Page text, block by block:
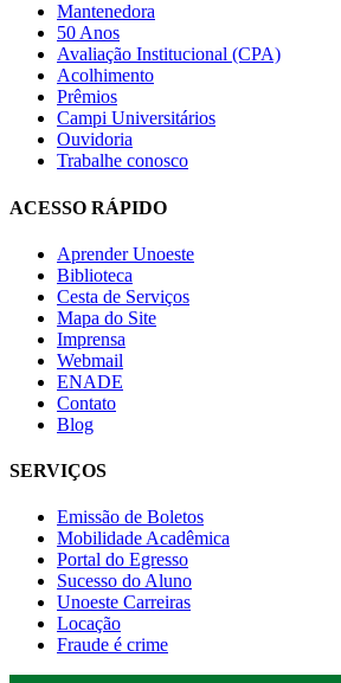
Mantenedora
50 Anos
Avaliação Institucional (CPA)
Acolhimento
Prêmios
Campi Universitários
Ouvidoria
Trabalhe conosco
ACESSO RÁPIDO
Aprender Unoeste
Biblioteca
Cesta de Serviços
Mapa do Site
Imprensa
Webmail
ENADE
Contato
Blog
SERVIÇOS
Emissão de Boletos
Mobilidade Acadêmica
Portal do Egresso
Sucesso do Aluno
Unoeste Carreiras
Locação
Fraude é crime